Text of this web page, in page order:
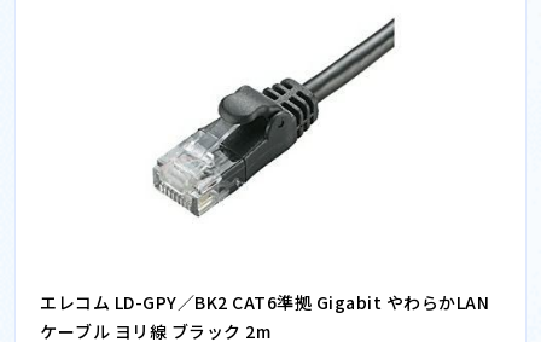
エレコム LD-GPY／BK2 CAT6準拠 Gigabit やわらかLAN
ケーブル ヨリ線 ブラック 2m